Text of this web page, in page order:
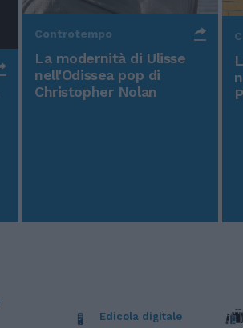
Controtempo
La modernità di Ulisse
nell'Odissea pop di
Christopher Nolan
Edicola digitale